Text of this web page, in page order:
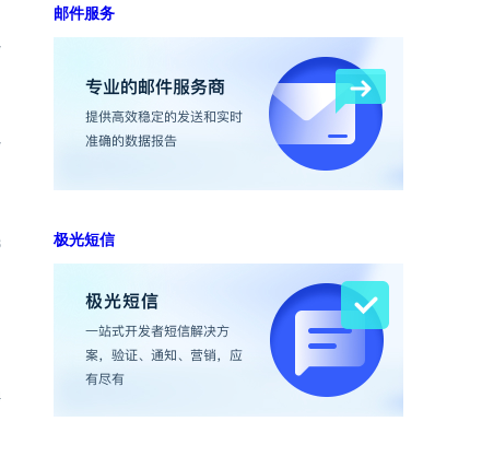
邮件服务
极光短信